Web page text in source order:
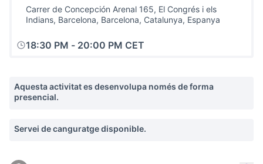
Carrer de Concepción Arenal 165, El Congrés i els
Indians, Barcelona, Barcelona, Catalunya, Espanya
18:30 PM - 20:00 PM CET
Aquesta activitat es desenvolupa només de forma
presencial.
Servei de canguratge disponible.